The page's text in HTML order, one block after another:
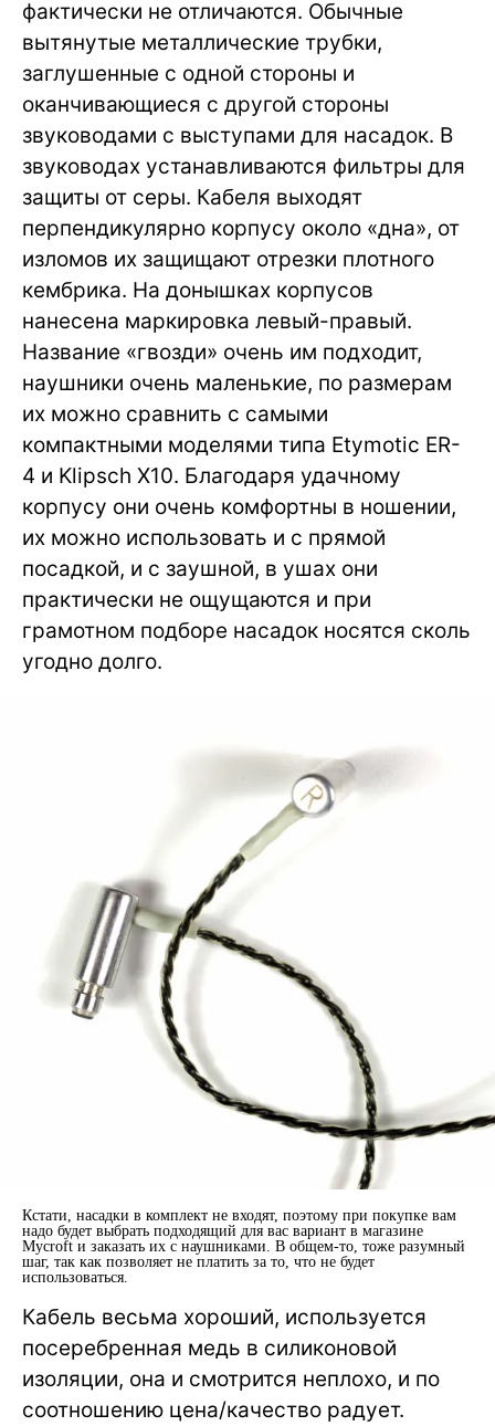
фактически не отличаются. Обычные
вытянутые металлические трубки,
заглушенные с одной стороны и
оканчивающиеся с другой стороны
звуководами с выступами для насадок. В
звуководах устанавливаются фильтры для
защиты от серы. Кабеля выходят
перпендикулярно корпусу около «дна», от
изломов их защищают отрезки плотного
кембрика. На донышках корпусов
нанесена маркировка левый-правый.
Название «гвозди» очень им подходит,
наушники очень маленькие, по размерам
их можно сравнить с самыми
компактными моделями типа Etymotic ER-
4 и Klipsch X10. Благодаря удачному
корпусу они очень комфортны в ношении,
их можно использовать и с прямой
посадкой, и с заушной, в ушах они
практически не ощущаются и при
грамотном подборе насадок носятся сколь
угодно долго.
Кстати, насадки в комплект не входят, поэтому при покупке вам
надо будет выбрать подходящий для вас вариант в магазине
Mycroft и заказать их с наушниками. В общем-то, тоже разумный
шаг, так как позволяет не платить за то, что не будет
использоваться.
Кабель весьма хороший, используется
посеребренная медь в силиконовой
изоляции, она и смотрится неплохо, и по
соотношению цена/качество радует.